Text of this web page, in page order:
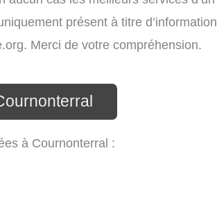
présent à titre d’information
Merci de votre compréhension.
à Cournonterral :